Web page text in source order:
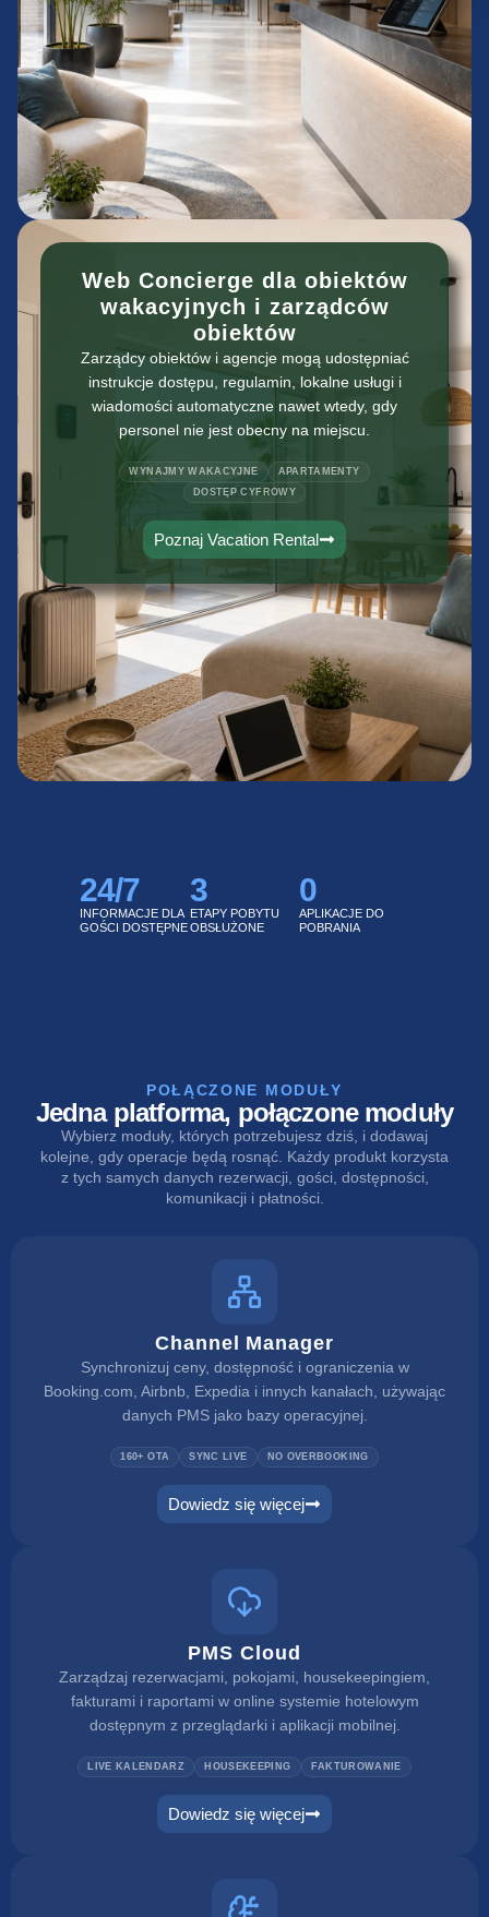
Web Concierge dla obiektów
wakacyjnych i zarządców
obiektów
Zarządcy obiektów i agencje mogą udostępniać
instrukcje dostępu, regulamin, lokalne usługi i
wiadomości automatyczne nawet wtedy, gdy
personel nie jest obecny na miejscu.
WYNAJMY WAKACYJNE
APARTAMENTY
DOSTĘP CYFROWY
Poznaj Vacation Rental
INFORMACJE DLA
GOŚCI DOSTĘPNE
24/7
ETAPY POBYTU
OBSŁUŻONE
3
APLIKACJE DO
POBRANIA
0
POŁĄCZONE MODUŁY
Jedna platforma, połączone moduły
Wybierz moduły, których potrzebujesz dziś, i dodawaj
kolejne, gdy operacje będą rosnąć. Każdy produkt korzysta
z tych samych danych rezerwacji, gości, dostępności,
komunikacji i płatności.
Channel Manager
Synchronizuj ceny, dostępność i ograniczenia w
Booking.com, Airbnb, Expedia i innych kanałach, używając
danych PMS jako bazy operacyjnej.
160+ OTA SYNC LIVE NO OVERBOOKING
Dowiedz się więcej
PMS Cloud
Zarządzaj rezerwacjami, pokojami, housekeepingiem,
fakturami i raportami w online systemie hotelowym
dostępnym z przeglądarki i aplikacji mobilnej.
LIVE KALENDARZ HOUSEKEEPING FAKTUROWANIE
Dowiedz się więcej